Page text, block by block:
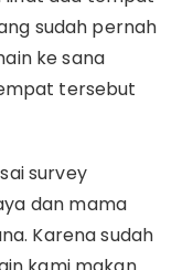
sudah pernah
ke sana
tersebut
survey
dan mama
Karena sudah